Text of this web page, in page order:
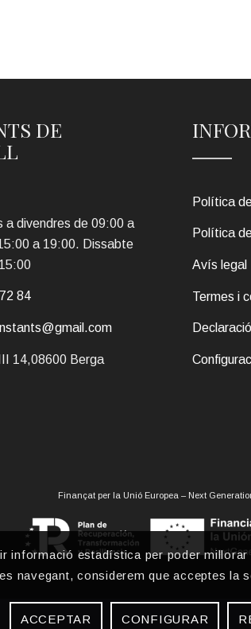
DE
a divendres de 09:00 a
a 19:00. Dissabte
84
14,08600 Berga
Política
Política
Avís legal
Termes i
Finançat per la Unió Europea – Next
informació estadística per poder
navegant, considerem que acceptes la
ACCEPTAR CONFIGURAR